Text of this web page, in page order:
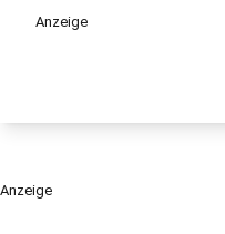
Anzeige
Anzeige